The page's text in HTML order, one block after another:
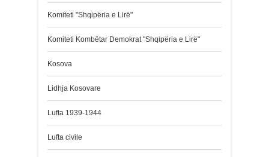
Komiteti "Shqipëria e Lirë"
Komiteti Kombëtar Demokrat "Shqipëria e Lirë"
Kosova
Lidhja Kosovare
Lufta 1939-1944
Lufta civile